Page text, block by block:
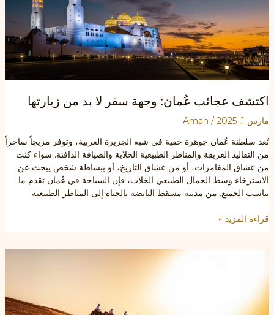
اكتشف عجائب عُمان: وجهة سفر لا بد من زيارتها
مارس 1, 2025 /
Aman
تُعد سلطنة عُمان جوهرة خفية في شبه الجزيرة العربية، وتوفر مزيجاً ساحراً
من التقاليد العريقة والمناظر الطبيعية الخلابة والضيافة الدافئة. سواء كنت
من عشاق المغامرات، أو من عشاق التاريخ، أو ببساطة شخص يبحث عن
الاسترخاء وسط الجمال الطبيعي الخلاب، فإن السياحة في عُمان تقدم ما
يناسب الجميع. من مدينة مسقط النابضة بالحياة إلى المناظر الطبيعية
اكتشف
بد
من
قراءة المزيد »